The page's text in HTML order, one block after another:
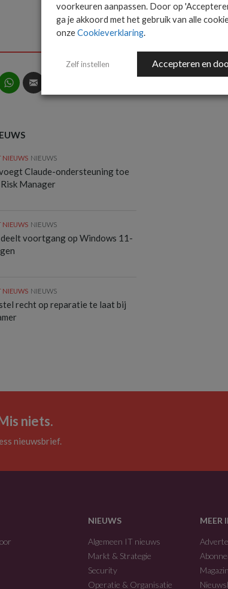
AANMELDEN
NIEUWS NIEUWS
Claude-ondersteuning toe
Manager
NIEUWS NIEUWS
voortgang op Windows 11-
NIEUWS NIEUWS
recht op reparatie te laat bij
niets.
nieuwsbrief.
NIEUWS
Algemeen IT nieuws
Markt & Strategie
Security
Operatie & Organisatie
MEER
voorkeuren aanpassen. Door op
ga je akkoord met het gebruik van alle
onzeCookieverklaring.
Zelf instellen Accepteren en